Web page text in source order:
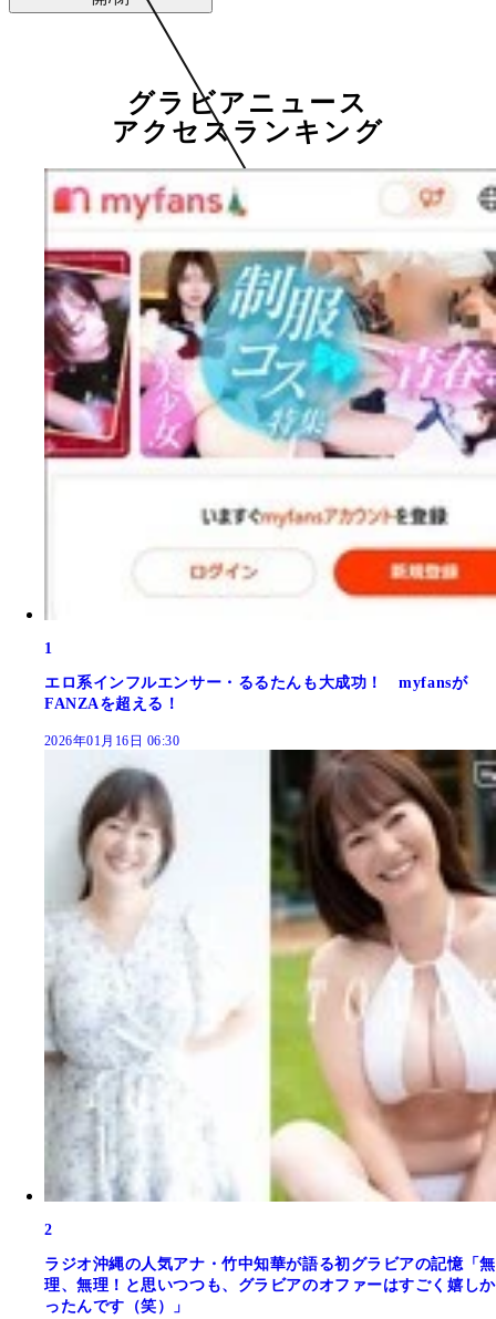
グラビアニュース
アクセスランキング
1
エロ系インフルエンサー・るるたんも大成功！ myfansが
FANZAを超える！
2026年01月16日 06:30
2
ラジオ沖縄の人気アナ・竹中知華が語る初グラビアの記憶「無
理、無理！と思いつつも、グラビアのオファーはすごく嬉しか
ったんです（笑）」